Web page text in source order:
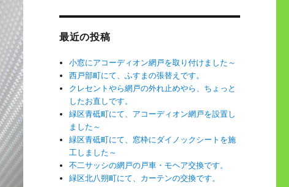
最近の投稿
小窓にアコーディオン網戸を取り付けました～
西戸部町にて、ふすまの張替えです。
クレセントやら網戸の外れ止めやら、ちょっと
したお直しです。
緑区青砥町にて、アコーディオン網戸を設置し
ました～
緑区青砥町にて、窓枠にダイノックシートを施
工しました～
不二サッシの網戸の戸車・モヘア交換です。
緑区北八朔町にて、カーテンの交換です。